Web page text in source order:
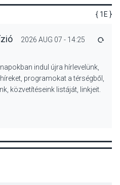
dallamok
fel a visegrádi
2026 AUG 07
Verőcén –
{ 1E }
2026 AUG 07 - 14:25
indul újra hírlevelünk,
programokat a térségből,
közvetítéseink listáját, linkjeit.